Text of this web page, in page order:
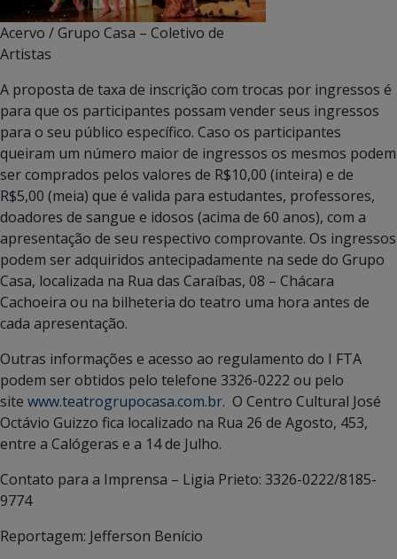
Acervo / Grupo Casa – Coletivo de
Artistas
A proposta de taxa de inscrição com trocas por ingressos é
para que os participantes possam vender seus ingressos
para o seu público específico. Caso os participantes
queiram um número maior de ingressos os mesmos podem
ser comprados pelos valores de R$10,00 (inteira) e de
R$5,00 (meia) que é valida para estudantes, professores,
doadores de sangue e idosos (acima de 60 anos), com a
apresentação de seu respectivo comprovante. Os ingressos
podem ser adquiridos antecipadamente na sede do Grupo
Casa, localizada na Rua das Caraíbas, 08 – Chácara
Cachoeira ou na bilheteria do teatro uma hora antes de
cada apresentação.
Outras informações e acesso ao regulamento do I FTA
podem ser obtidos pelo telefone 3326-0222 ou pelo
site www.teatrogrupocasa.com.br. O Centro Cultural José
Octávio Guizzo fica localizado na Rua 26 de Agosto, 453,
entre a Calógeras e a 14 de Julho.
Contato para a Imprensa – Ligia Prieto: 3326-0222/8185-
9774
Reportagem: Jefferson Benício